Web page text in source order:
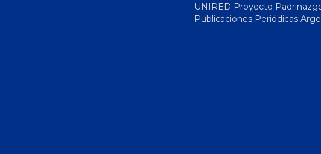
UNIRED Proyecto
Publicaciones Periódicas